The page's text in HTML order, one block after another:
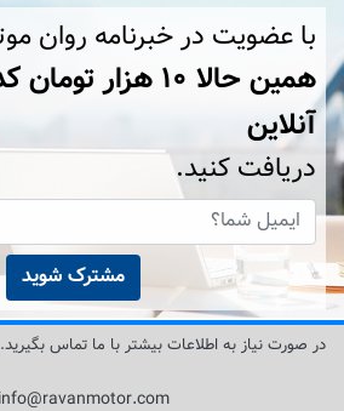
با عضویت در خبرنامه روان
همین حالا ۱۰
آنلاین
دریافت کنید.
مشترک شوید
در صورت نیاز به اطلاعات بیشتر با ما تماس بگیرید.
info@ravanmotor.com